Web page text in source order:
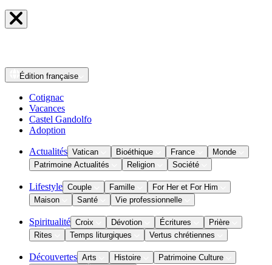
Édition française
Cotignac
Vacances
Castel Gandolfo
Adoption
Actualités Vatican Bioéthique France
Monde
Patrimoine Actualités
Religion Société
Lifestyle Couple Famille
For Her et For Him
Maison
Santé Vie professionnelle
Spiritualité Croix Dévotion Écritures
Prière
Rites
Temps liturgiques Vertus chrétiennes
Découvertes Arts Histoire
Patrimoine Culture